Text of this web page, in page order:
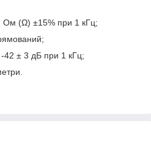
Ом (Ω) ±15% при 1 кГц;
-42 ± 3 дБ при 1 кГц;